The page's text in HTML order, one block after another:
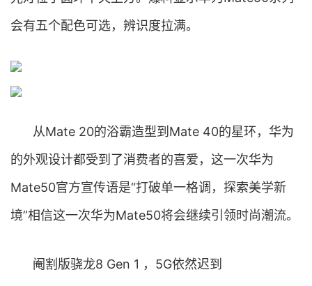
会有五个配色可选，辨识度拉满。
从Mate 20的浴霸造型到Mate 40的星环，华为
的外观设计都受到了消费者的喜爱，这一次华为
Mate50官方宣传语是“打破单一格调，探索美学新
境”相信这一次华为Mate50将会继续引领时尚潮流。
阉割版骁龙8 Gen 1 ，5G依然迟到